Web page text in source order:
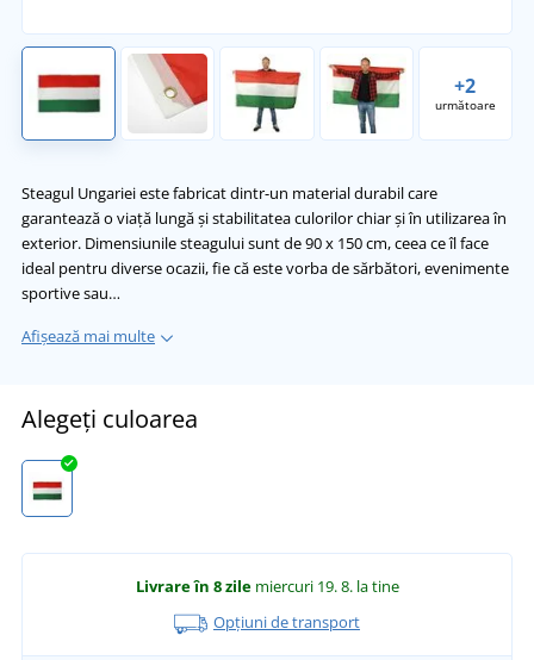
+2
următoare
Steagul Ungariei este fabricat dintr-un material durabil care
garantează o viață lungă și stabilitatea culorilor chiar și în utilizarea în
exterior. Dimensiunile steagului sunt de 90 x 150 cm, ceea ce îl face
ideal pentru diverse ocazii, fie că este vorba de sărbători, evenimente
sportive sau…
Afișează mai multe
Alegeți culoarea
Livrare în 8 zile miercuri 19. 8. la tine
Opțiuni de transport